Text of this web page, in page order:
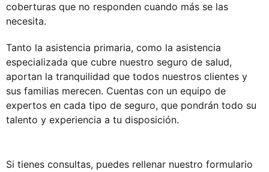
coberturas que no responden cuando más se las
necesita.
Tanto la asistencia primaria, como la asistencia
especializada que cubre nuestro seguro de salud,
aportan la tranquilidad que todos nuestros clientes y
sus familias merecen. Cuentas con un equipo de
expertos en cada tipo de seguro, que pondrán todo su
talento y experiencia a tu disposición.
Si tienes consultas, puedes rellenar nuestro formulario